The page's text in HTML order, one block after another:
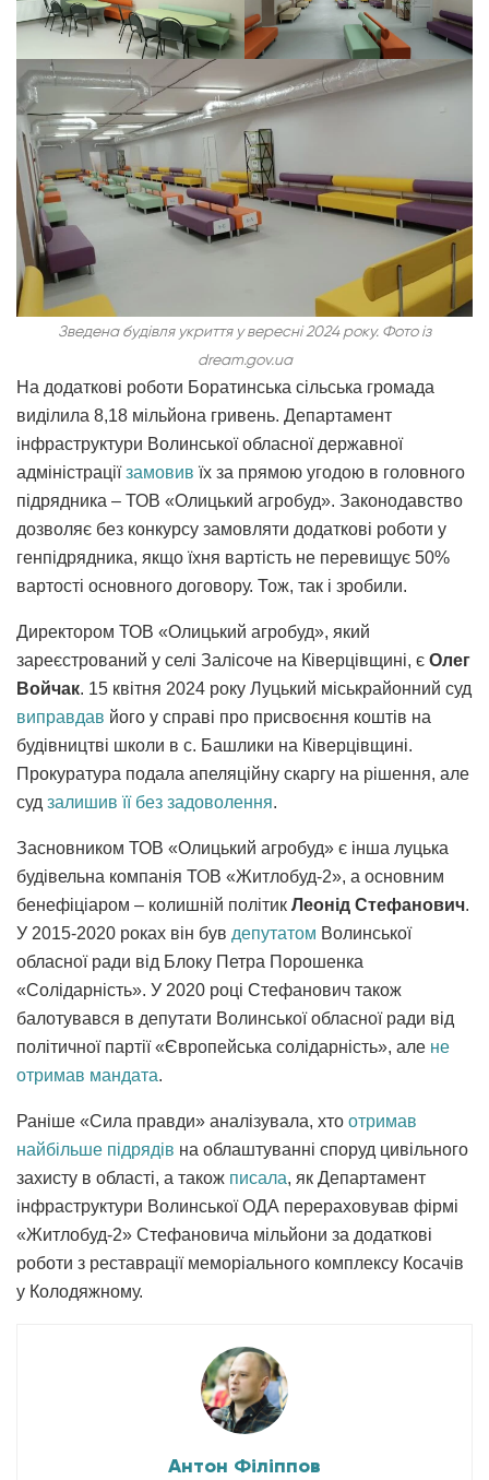
Зведена будівля укриття у вересні 2024 року. Фото із
dream.gov.ua
На додаткові роботи Боратинська сільська громада
виділила 8,18 мільйона гривень. Департамент
інфраструктури Волинської обласної державної
адміністраціїзамовив їх за прямою угодою в головного
підрядника – ТОВ «Олицький агробуд». Законодавство
дозволяє без конкурсу замовляти додаткові роботи у
генпідрядника, якщо їхня вартість не перевищує 50%
вартості основного договору. Тож, так і зробили.
Директором ТОВ «Олицький агробуд», який
зареєстрований у селі Залісоче на Ківерцівщині, є Олег
Войчак. 15 квітня 2024 року Луцький міськрайонний суд
виправдав його у справі про присвоєння коштів на
будівництві школи в с. Башлики на Ківерцівщині.
Прокуратура подала апеляційну скаргу на рішення, але
суд залишив її без задоволення.
Засновником ТОВ «Олицький агробуд» є інша луцька
будівельна компанія ТОВ «Житлобуд-2», а основним
бенефіціаром – колишній політик Леонід Стефанович.
У 2015-2020 роках він був депутатом Волинської
обласної ради від Блоку Петра Порошенка
«Солідарність». У 2020 році Стефанович також
балотувався в депутати Волинської обласної ради від
політичної партії «Європейська солідарність», але не
отримав мандата.
Раніше «Сила правди» аналізувала, хто отримав
найбільше підрядів на облаштуванні споруд цивільного
захисту в області, а також писала, як Департамент
інфраструктури Волинської ОДА перераховував фірмі
«Житлобуд-2» Стефановича мільйони за додаткові
роботи з реставрації меморіального комплексу Косачів
у Колодяжному.
Антон Філіппов